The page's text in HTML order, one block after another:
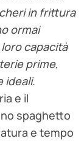
in frittura
ormai
capacità
prime,
ideali.
e il
spaghetto
e tempo